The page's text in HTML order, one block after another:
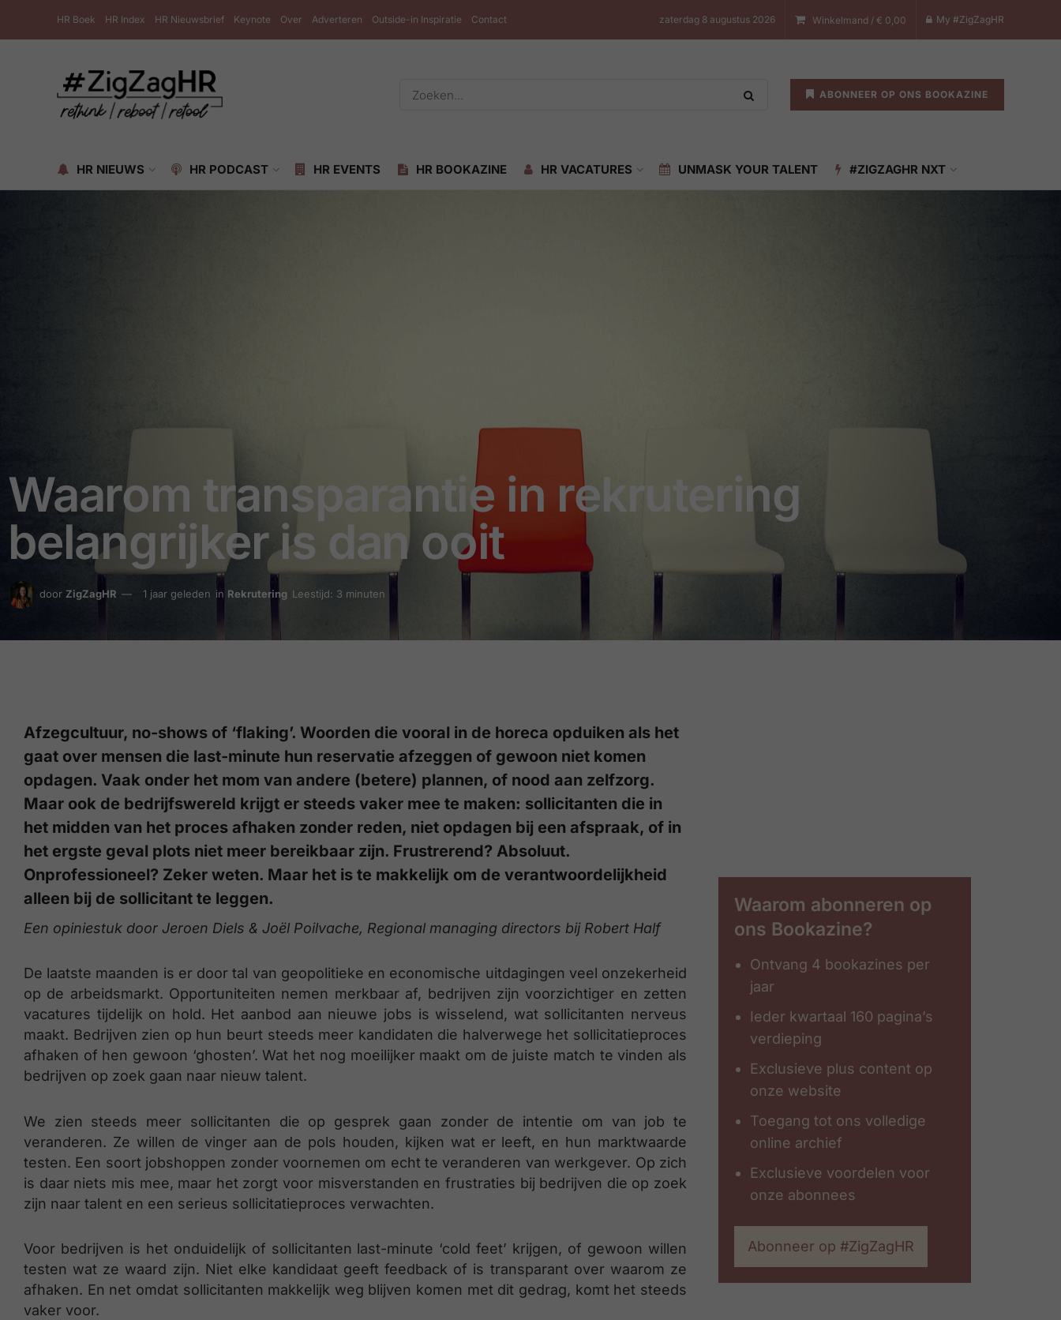
HR Boek HR Index HR Nieuwsbrief Keynote Over Adverteren Outside-in Inspiratie Contact zaterdag 8 augustus 2026 Winkelmand / € 0,00 My #ZigZagHR
ABONNEER OP ONS BOOKAZINE
HR NIEUWS HR PODCAST HR EVENTS HR BOOKAZINE HR VACATURES UNMASK YOUR TALENT #ZIGZAGHR NXT
Waarom transparantie in rekrutering
belangrijker is dan ooit
door ZigZagHR 1 jaar geleden in Rekrutering Leestijd: 3 minuten
Afzegcultuur, no-shows of ‘flaking’. Woorden die vooral in de horeca opduiken als het
gaat over mensen die last-minute hun reservatie afzeggen of gewoon niet komen
opdagen. Vaak onder het mom van andere (betere) plannen, of nood aan zelfzorg.
Maar ook de bedrijfswereld krijgt er steeds vaker mee te maken: sollicitanten die in
het midden van het proces afhaken zonder reden, niet opdagen bij een afspraak, of in
het ergste geval plots niet meer bereikbaar zijn. Frustrerend? Absoluut.
Onprofessioneel? Zeker weten. Maar het is te makkelijk om de verantwoordelijkheid
alleen bij de sollicitant te leggen.
Een opiniestuk door Jeroen Diels & Joël Poilvache, Regional managing directors bij Robert Half
De laatste maanden is er door tal van geopolitieke en economische uitdagingen veel onzekerheid
op de arbeidsmarkt. Opportuniteiten nemen merkbaar af, bedrijven zijn voorzichtiger en zetten
vacatures tijdelijk on hold. Het aanbod aan nieuwe jobs is wisselend, wat sollicitanten nerveus
maakt. Bedrijven zien op hun beurt steeds meer kandidaten die halverwege het sollicitatieproces
afhaken of hen gewoon ‘ghosten’. Wat het nog moeilijker maakt om de juiste match te vinden als
bedrijven op zoek gaan naar nieuw talent.
We zien steeds meer sollicitanten die op gesprek gaan zonder de intentie om van job te
veranderen. Ze willen de vinger aan de pols houden, kijken wat er leeft, en hun marktwaarde
testen. Een soort jobshoppen zonder voornemen om echt te veranderen van werkgever. Op zich
is daar niets mis mee, maar het zorgt voor misverstanden en frustraties bij bedrijven die op zoek
zijn naar talent en een serieus sollicitatieproces verwachten.
Voor bedrijven is het onduidelijk of sollicitanten last-minute ‘cold feet’ krijgen, of gewoon willen
testen wat ze waard zijn. Niet elke kandidaat geeft feedback of is transparant over waarom ze
afhaken. En net omdat sollicitanten makkelijk weg blijven komen met dit gedrag, komt het steeds
vaker voor.
Waarom abonneren op
ons Bookazine?
Ontvang 4 bookazines per
jaar
Ieder kwartaal 160 pagina’s
verdieping
Exclusieve plus content op
onze website
Toegang tot ons volledige
online archief
Exclusieve voordelen voor
onze abonnees
Abonneer op #ZigZagHR